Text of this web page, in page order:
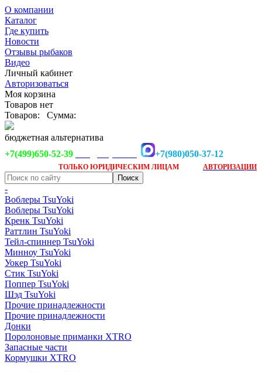
О компании
Каталог
Где купить
Новости
Отзывы рыбаков
Видео
Личный кабинет
Авторизоваться
Моя корзина
Товаров нет
Товаров:
Сумма:
бюджетная альтернатива
+7(499)650-52-39
+7(980)050-37-12
ТОЛЬКО ЮРИДИЧЕСКИМ ЛИЦАМ АВТОРИЗАЦИИ
-
Воблеры TsuYoki
Воблеры TsuYoki
Кренк TsuYoki
Раттлин TsuYoki
Тейл-спиннер TsuYoki
Минноу TsuYoki
Уокер TsuYoki
Стик TsuYoki
Поппер TsuYoki
Шэд TsuYoki
Прочие принадлежности
Прочие принадлежности
Донки
Поролоновые приманки XTRO
Запасные части
Кормушки XTRO